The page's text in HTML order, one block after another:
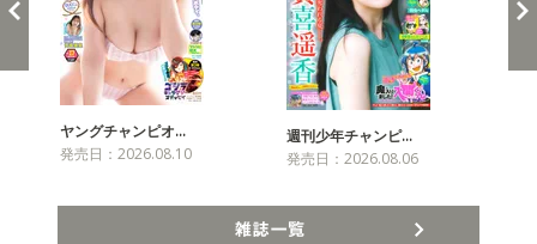
ヤングチャンピオ…
発売日：2026.08.10
週刊少年チャンピ…
発売日：2026.08.06